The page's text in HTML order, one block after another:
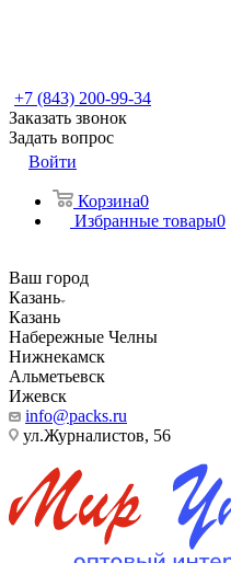
+7 (843) 200-99-34
Заказать звонок
Задать вопрос
Войти
Корзина0
Избранные товары0
Ваш город
Казань
Казань
Набережные Челны
Нижнекамск
Альметьевск
Ижевск
info@packs.ru
ул.Журналистов, 56